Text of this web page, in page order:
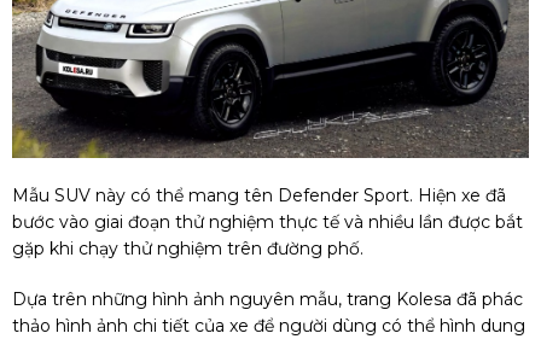
Mẫu SUV này có thể mang tên Defender Sport. Hiện xe đã
bước vào giai đoạn thử nghiệm thực tế và nhiều lần được bắt
gặp khi chạy thử nghiệm trên đường phố.
Dựa trên những hình ảnh nguyên mẫu, trang Kolesa đã phác
thảo hình ảnh chi tiết của xe để người dùng có thể hình dung